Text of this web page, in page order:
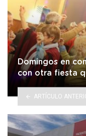
Domingos en
con otra fiesta
ARTÍCULO